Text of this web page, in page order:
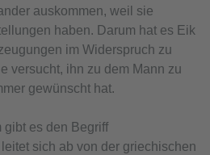
auskommen, weil sie
haben. Darum hat es Eik
im Widerspruch zu
versucht, ihn zu dem Mann zu
gewünscht hat.
gibt es den Begriff
sich ab von der griechischen